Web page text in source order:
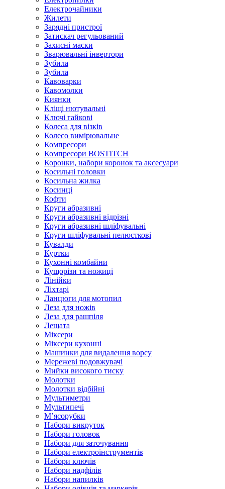
Електрочайники
Жилети
Зарядні пристрої
Затискач регульований
Захисні маски
Зварювальні інвертори
Зубила
Зубила
Кавоварки
Кавомолки
Киянки
Кліщі нютувальні
Ключі гайкові
Колеса для візків
Колесо вимірювальне
Компресори
Компресори BOSTITCH
Коронки, набори коронок та аксесуари
Косильні головки
Косильна жилка
Косинці
Кофти
Круги абразивні
Круги абразивні відрізні
Круги абразивні шліфувальні
Круги шліфувальні пелюсткові
Кувалди
Куртки
Кухонні комбайни
Кущорізи та ножиці
Лінійки
Ліхтарі
Ланцюги для мотопил
Леза для ножів
Леза для рашпіля
Лещата
Міксери
Міксери кухонні
Машинки для видалення ворсу
Мережеві подовжувачі
Мийки високого тиску
Молотки
Молотки відбійні
Мультиметри
Мультипечі
М’ясорубки
Набори викруток
Набори головок
Набори для заточування
Набори електроінструментів
Набори ключів
Набори надфілів
Набори напилків